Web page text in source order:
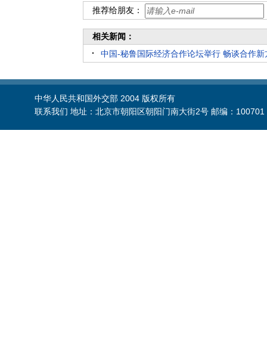
推荐给朋友：
相关新闻：
中国-秘鲁国际经济合作论坛举行 畅谈合作新
中华人民共和国外交部 2004 版权所有
联系我们 地址：北京市朝阳区朝阳门南大街2号 邮编：